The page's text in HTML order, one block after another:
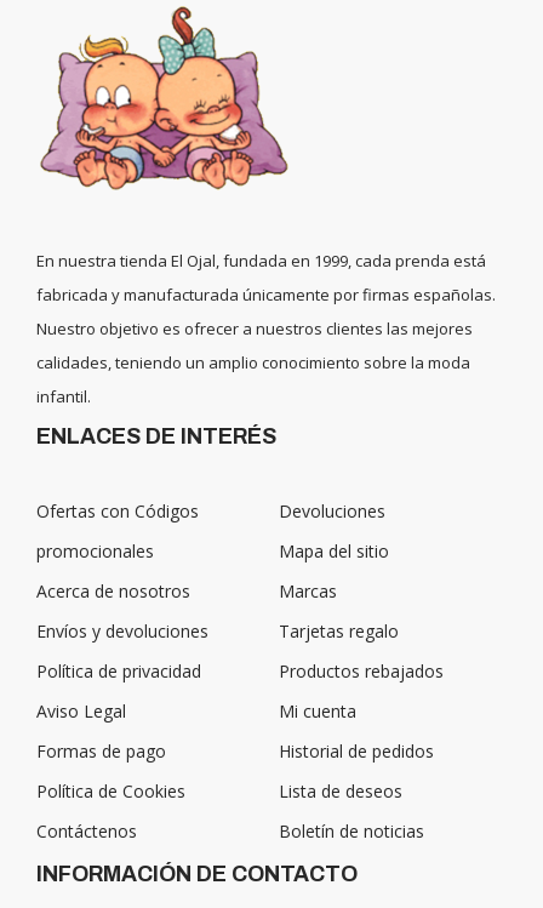
En nuestra tienda El Ojal, fundada en 1999, cada prenda está
fabricada y manufacturada únicamente por firmas españolas.
Nuestro objetivo es ofrecer a nuestros clientes las mejores
calidades, teniendo un amplio conocimiento sobre la moda
infantil.
ENLACES DE INTERÉS
Ofertas con Códigos
promocionales
Acerca de nosotros
Envíos y devoluciones
Política de privacidad
Aviso Legal
Formas de pago
Política de Cookies
Contáctenos
Devoluciones
Mapa del sitio
Marcas
Tarjetas regalo
Productos rebajados
Mi cuenta
Historial de pedidos
Lista de deseos
Boletín de noticias
INFORMACIÓN DE CONTACTO